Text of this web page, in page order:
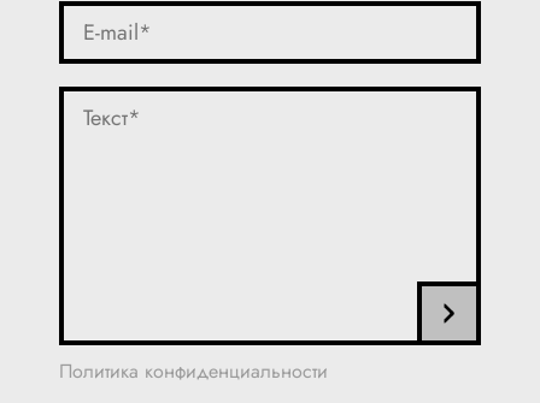
Политика конфиденциальности